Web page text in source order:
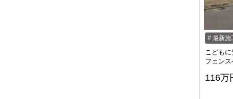
最新施
こども
フェンス
116万